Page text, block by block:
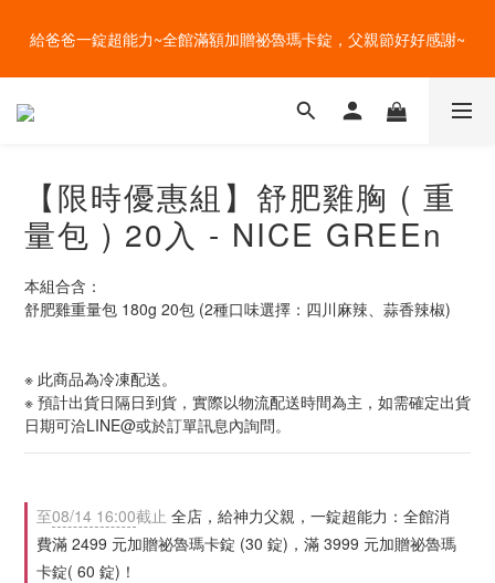
吃菜~
盛夏的餐桌，一定少不了美蔬菜的清爽~ A+B 送購物金🎁一起好好
【限時優惠組】舒肥雞胸 ( 重
量包 ) 20入 - NICE GREEn
本組合含：
舒肥雞重量包 180g 20包 (2種口味選擇：四川麻辣、蒜香辣椒)
※ 此商品為冷凍配送。
※ 預計出貨日隔日到貨，實際以物流配送時間為主，如需確定出貨
日期可洽LINE@或於訂單訊息內詢問。
至08/14 16:00截止 全店，給神力父親，一錠超能力：全館消
費滿 2499 元加贈祕魯瑪卡錠 (30 錠)，滿 3999 元加贈祕魯瑪
卡錠( 60 錠)！